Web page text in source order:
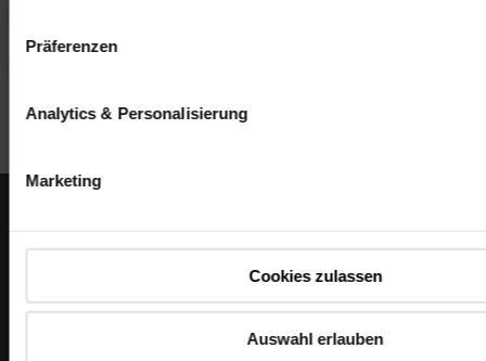
Präferenzen
Analytics & Personalisierung
Marketing
Cookies zulassen
Auswahl erlauben
Contact
Contact voor professionals
Blog